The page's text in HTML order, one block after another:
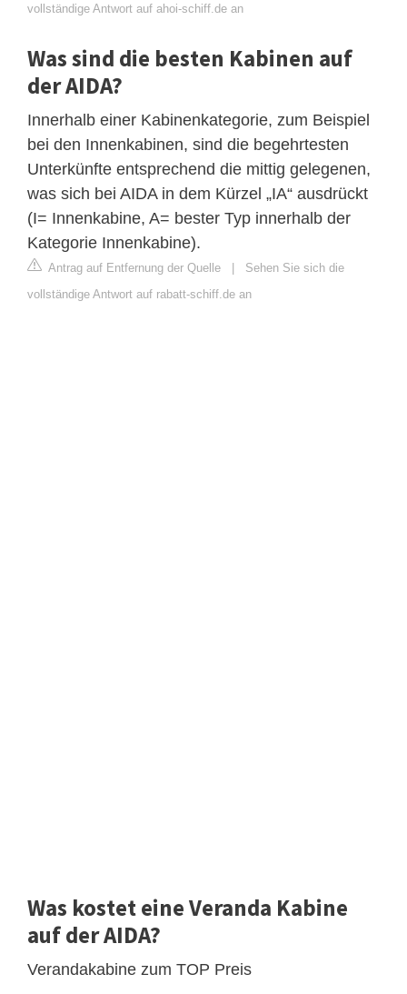
vollständige Antwort auf ahoi-schiff.de an
Was sind die besten Kabinen auf
der AIDA?
Innerhalb einer Kabinenkategorie, zum Beispiel
bei den Innenkabinen, sind die begehrtesten
Unterkünfte entsprechend die mittig gelegenen,
was sich bei AIDA in dem Kürzel „IA“ ausdrückt
(I= Innenkabine, A= bester Typ innerhalb der
Kategorie Innenkabine).
Antrag auf Entfernung der Quelle | Sehen Sie sich die
vollständige Antwort auf rabatt-schiff.de an
Was kostet eine Veranda Kabine
auf der AIDA?
Verandakabine zum TOP Preis